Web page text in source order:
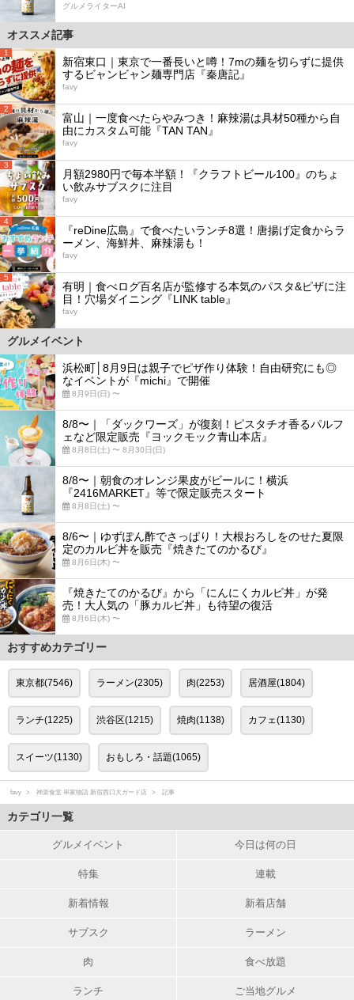
グルメライターAI
オススメ記事
1
新宿東口｜東京で一番長いと噂！7mの麺を切らずに提供
するビャンビャン麺専門店『秦唐記』
favy
2
富山｜一度食べたらやみつき！麻辣湯は具材50種から自
由にカスタム可能『TAN TAN』
favy
3
月額2980円で毎本半額！『クラフトビール100』のちょ
い飲みサブスクに注目
favy
4
『reDine広島』で食べたいランチ8選！唐揚げ定食からラ
ーメン、海鮮丼、麻辣湯も！
favy
5
有明｜食べログ百名店が監修する本気のパスタ&ピザに注
目！穴場ダイニング『LINK table』
favy
グルメイベント
浜松町│8月9日は親子でピザ作り体験！自由研究にも◎
なイベントが『michi』で開催
8月9日(日) 〜
8/8〜｜「ダックワーズ」が復刻！ピスタチオ香るパルフ
ェなど限定販売『ヨックモック青山本店』
8月8日(土) 〜 8月30日(日)
8/8〜｜朝食のオレンジ果皮がビールに！横浜
『2416MARKET』等で限定販売スタート
8月8日(土) 〜
8/6〜｜ゆずぽん酢でさっぱり！大根おろしをのせた夏限
定のカルビ丼を販売『焼きたてのかるび』
8月6日(木) 〜
『焼きたてのかるび』から「にんにくカルビ丼」が発
売！大人気の「豚カルビ丼」も待望の復活
8月6日(木) 〜
おすすめカテゴリー
東京都(7546) ラーメン(2305) 肉(2253) 居酒屋(1804)
ランチ(1225) 渋谷区(1215) 焼肉(1138) カフェ(1130)
スイーツ(1130) おもしろ・話題(1065)
favy 神楽食堂 串家物語 新宿西口大ガード店 記事
カテゴリ一覧
グルメイベント 今日は何の日
特集 連載
新着情報 新着店舗
サブスク ラーメン
肉 食べ放題
ランチ ご当地グルメ